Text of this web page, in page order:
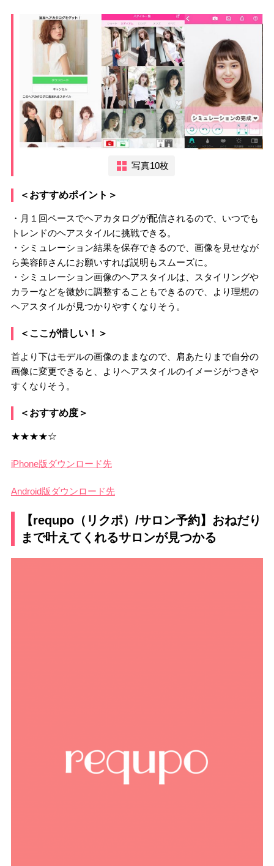
写真10枚
＜おすすめポイント＞
・月１回ペースでヘアカタログが配信されるので、いつでも
トレンドのヘアスタイルに挑戦できる。
・シミュレーション結果を保存できるので、画像を見せなが
ら美容師さんにお願いすれば説明もスムーズに。
・シミュレーション画像のヘアスタイルは、スタイリングや
カラーなどを微妙に調整することもできるので、より理想の
ヘアスタイルが見つかりやすくなりそう。
＜ここが惜しい！＞
首より下はモデルの画像のままなので、肩あたりまで自分の
画像に変更できると、よりヘアスタイルのイメージがつきや
すくなりそう。
＜おすすめ度＞
★★★★☆
iPhone版ダウンロード先
Android版ダウンロード先
【requpo（リクポ）/サロン予約】おねだり
まで叶えてくれるサロンが見つかる